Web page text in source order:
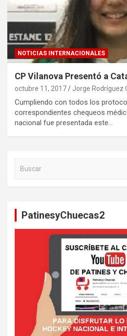
NOTICIAS INTERNACIONALES
CP Vilanova Presentó a
octubre 11, 2017 Jorge Rodríguez
Cumpliendo con todos los
correspondientes chequeos
nacional fue presentada este…
PatinesyChuecas2